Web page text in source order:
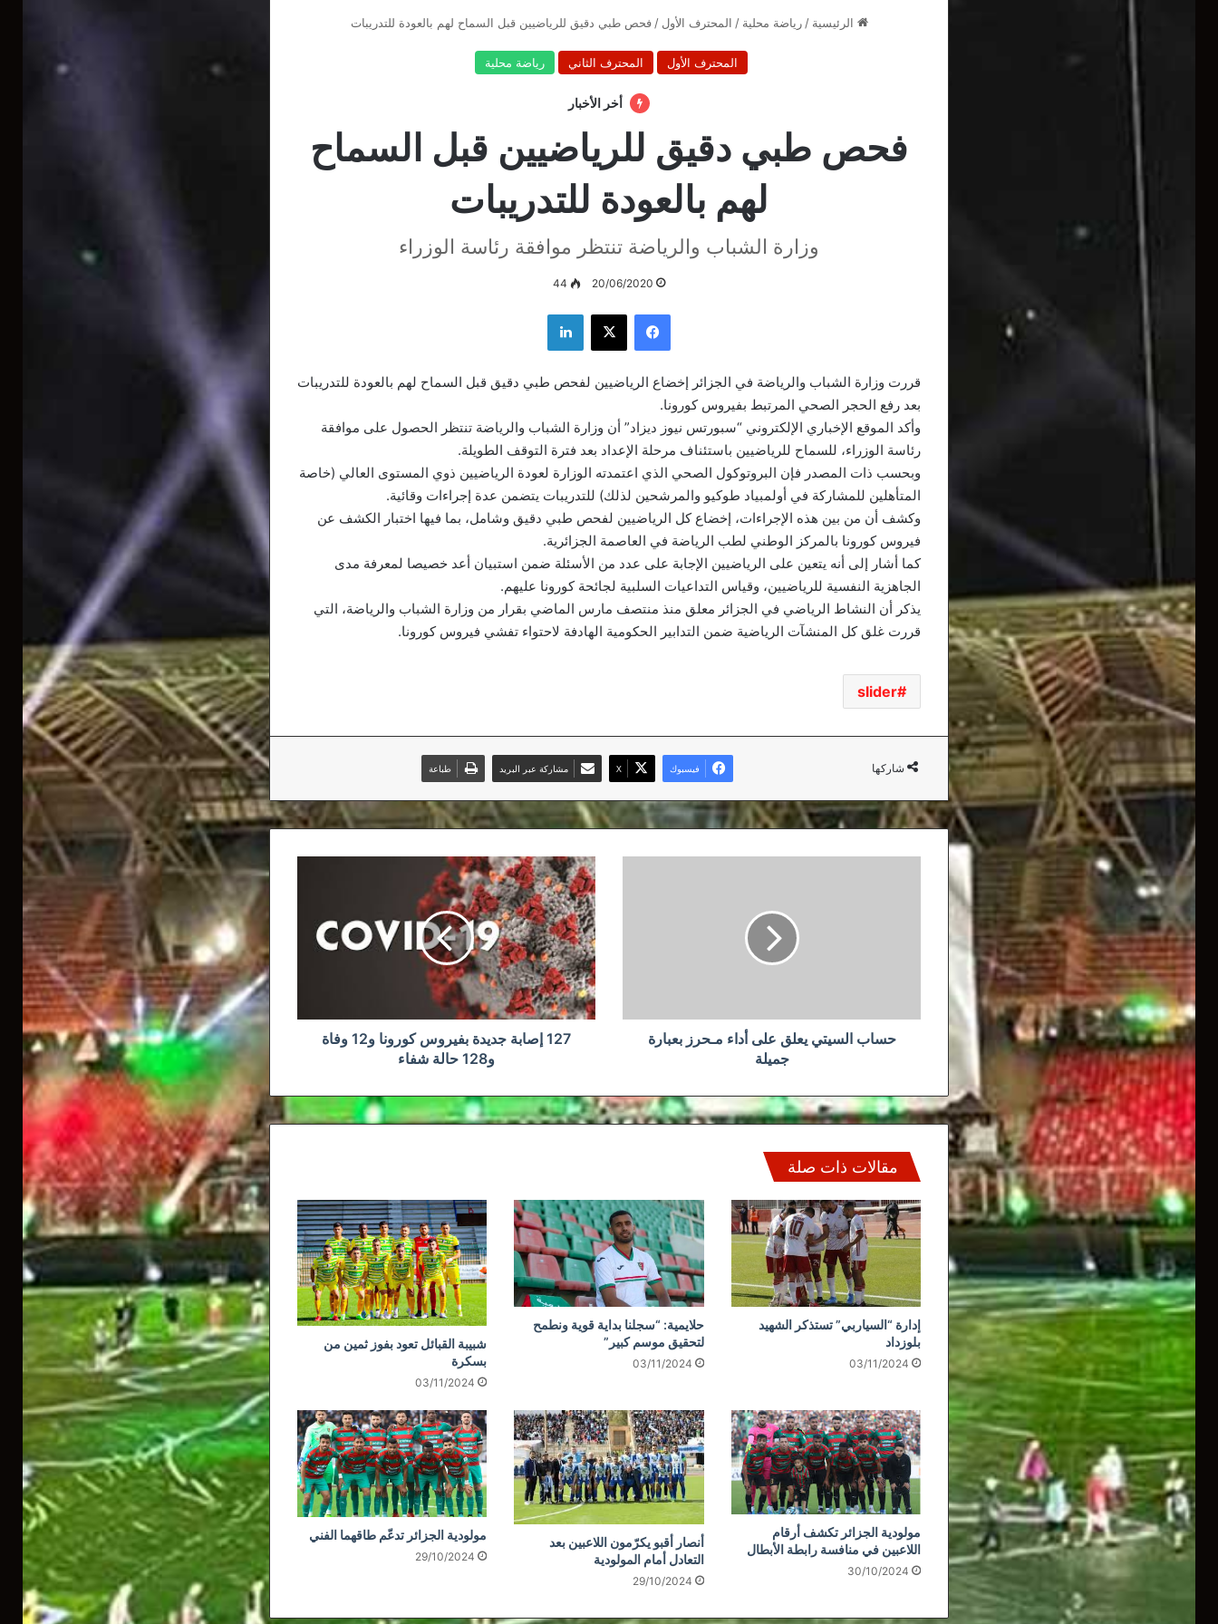
الرئيسية / رياضة محلية / المحترف الأول / فحص طبي دقيق للرياضيين قبل السماح لهم بالعودة للتدريبات
المحترف الأول المحترف الثاني رياضة محلية
أخر الأخبار
فحص طبي دقيق للرياضيين قبل السماح
لهم بالعودة للتدريبات
وزارة الشباب والرياضة تنتظر موافقة رئاسة الوزراء
20/06/2020
44
فيسبوك ‫X لينكدإن
قررت وزارة الشباب والرياضة في الجزائر إخضاع الرياضيين لفحص طبي دقيق قبل السماح لهم بالعودة للتدريبات
بعد رفع الحجر الصحي المرتبط بفيروس كورونا.
وأكد الموقع الإخباري الإلكتروني “سبورتس نيوز ديزاد” أن وزارة الشباب والرياضة تنتظر الحصول على موافقة
رئاسة الوزراء، للسماح للرياضيين باستئناف مرحلة الإعداد بعد فترة التوقف الطويلة.
وبحسب ذات المصدر فإن البروتوكول الصحي الذي اعتمدته الوزارة لعودة الرياضيين ذوي المستوى العالي (خاصة
المتأهلين للمشاركة في أولمبياد طوكيو والمرشحين لذلك) للتدريبات يتضمن عدة إجراءات وقائية.
وكشف أن من بين هذه الإجراءات، إخضاع كل الرياضيين لفحص طبي دقيق وشامل، بما فيها اختبار الكشف عن
فيروس كورونا بالمركز الوطني لطب الرياضة في العاصمة الجزائرية.
كما أشار إلى أنه يتعين على الرياضيين الإجابة على عدد من الأسئلة ضمن استبيان أعد خصيصا لمعرفة مدى
الجاهزية النفسية للرياضيين، وقياس التداعيات السلبية لجائحة كورونا عليهم.
يذكر أن النشاط الرياضي في الجزائر معلق منذ منتصف مارس الماضي بقرار من وزارة الشباب والرياضة، التي
قررت غلق كل المنشآت الرياضية ضمن التدابير الحكومية الهادفة لاحتواء تفشي فيروس كورونا.
slider
شاركها فيسبوك ‫X مشاركة عبر البريد طباعة
حساب السيتي يعلق على أداء مـحرز بعبارة
جميلة
127
إصابة
جديدة
بفيروس
كورونا
و12
وفاة
و128
حالة
127 إصابة جديدة بفيروس كورونا و12 وفاة
و128 حالة شفاء
مقالات ذات صلة
إدارة “السياربي” تستذكر الشهيد
بلوزداد
03/11/2024
حلايمية: “سجلنا بداية قوية ونطمح
لتحقيق موسم كبير”
03/11/2024
شبيبة القبائل تعود بفوز ثمين من
بسكرة
03/11/2024
مولودية الجزائر تكشف أرقام
اللاعبين في منافسة رابطة الأبطال
30/10/2024
أنصار أقبو يكرّمون اللاعبين بعد
التعادل أمام المولودية
29/10/2024
مولودية الجزائر تدعّم طاقهما الفني
29/10/2024